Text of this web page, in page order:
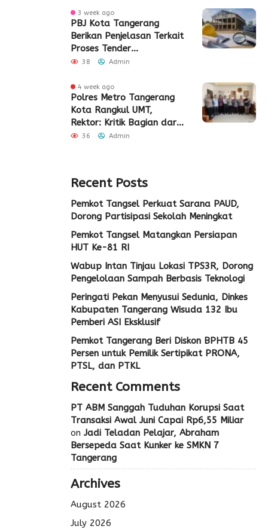
3 week ago
PBJ Kota Tangerang
Berikan Penjelasan Terkait
Proses Tender
Pembangunan Eks Pabrik
38 Admin
4 week ago
Polres Metro Tangerang
Kota Rangkul UMT,
Rektor: Kritik Bagian dari
Demokrasi
36 Admin
Recent Posts
Pemkot Tangsel Perkuat Sarana PAUD,
Dorong Partisipasi Sekolah Meningkat
Pemkot Tangsel Matangkan Persiapan
HUT Ke-81 RI
Wabup Intan Tinjau Lokasi TPS3R, Dorong
Pengelolaan Sampah Berbasis Teknologi
Peringati Pekan Menyusui Sedunia, Dinkes
Kabupaten Tangerang Wisuda 132 Ibu
Pemberi ASI Eksklusif
Pemkot Tangerang Beri Diskon BPHTB 45
Persen untuk Pemilik Sertipikat PRONA,
PTSL, dan PTKL
Recent Comments
PT ABM Sanggah Tuduhan Korupsi Saat
Transaksi Awal Juni Capai Rp6,55 Miliar
on Jadi Teladan Pelajar, Abraham
Bersepeda Saat Kunker ke SMKN 7
Tangerang
Archives
August 2026
July 2026